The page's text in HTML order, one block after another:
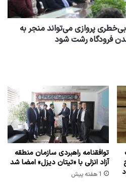
پروازی می‌تواند منجر به
فرودگاه رشت شود
توافقنامه راهبردی سازمان منطقه
آزاد انزلی با «تیتان دیزل» امضا شد
1 هفته پیش